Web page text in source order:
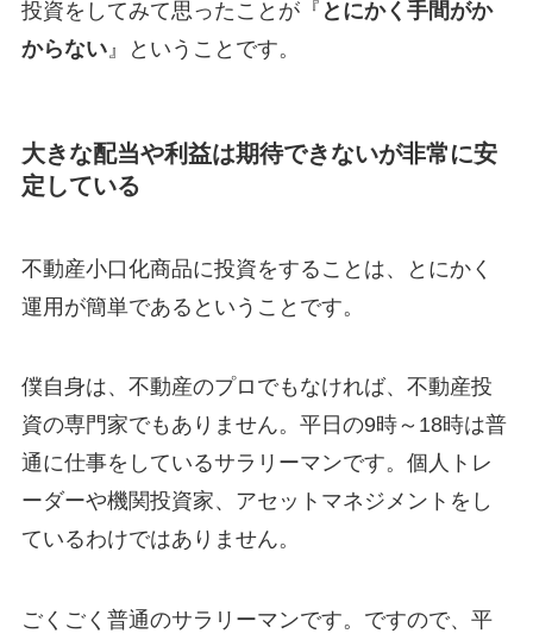
投資をしてみて思ったことが『 とにかく手間がか
からない』ということです。
大きな配当や利益は期待できないが非常に安
定している
不動産小口化商品に投資をすることは、とにかく
運用が簡単であるということです。
僕自身は、不動産のプロでもなければ、不動産投
資の専門家でもありません。平日の9時～18時は普
通に仕事をしているサラリーマンです。個人トレ
ーダーや機関投資家、アセットマネジメントをし
ているわけではありません。
ごくごく普通のサラリーマンです。ですので、平